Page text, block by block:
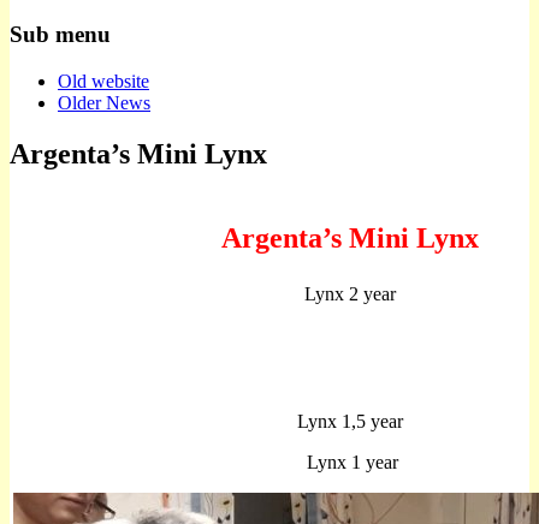
Sub menu
Old website
Older News
Argenta’s Mini Lynx
Argenta’s Mini Lynx
Lynx 2 year
Lynx 1,5 year
Lynx 1 year